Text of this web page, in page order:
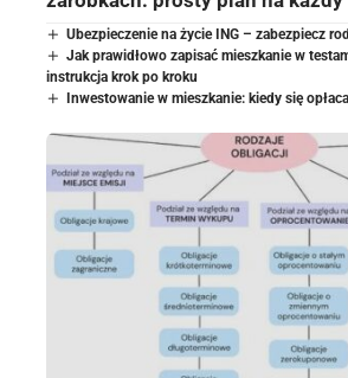
Ubezpieczenie na życie ING – zabezpiecz
Jak prawidłowo zapisać mieszkanie w
instrukcja krok po kroku
Inwestowanie w mieszkanie: kiedy się